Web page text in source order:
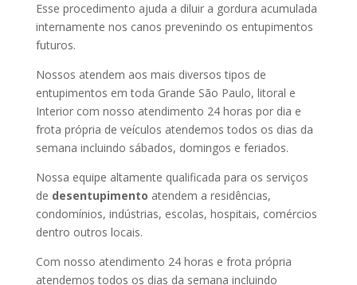
Esse procedimento ajuda a diluir a gordura acumulada
internamente nos canos prevenindo os entupimentos
futuros.
Nossos atendem aos mais diversos tipos de
entupimentos em toda Grande São Paulo, litoral e
Interior com nosso atendimento 24 horas por dia e
frota própria de veículos atendemos todos os dias da
semana incluindo sábados, domingos e feriados.
Nossa equipe altamente qualificada para os serviços
de desentupimento atendem a residências,
condomínios, indústrias, escolas, hospitais, comércios
dentro outros locais.
Com nosso atendimento 24 horas e frota própria
atendemos todos os dias da semana incluindo